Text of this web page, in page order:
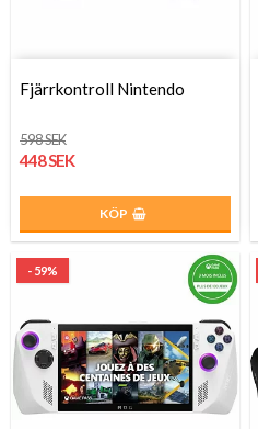
Fjärrkontroll Nintendo
598 SEK
448 SEK
KÖP
- 59%